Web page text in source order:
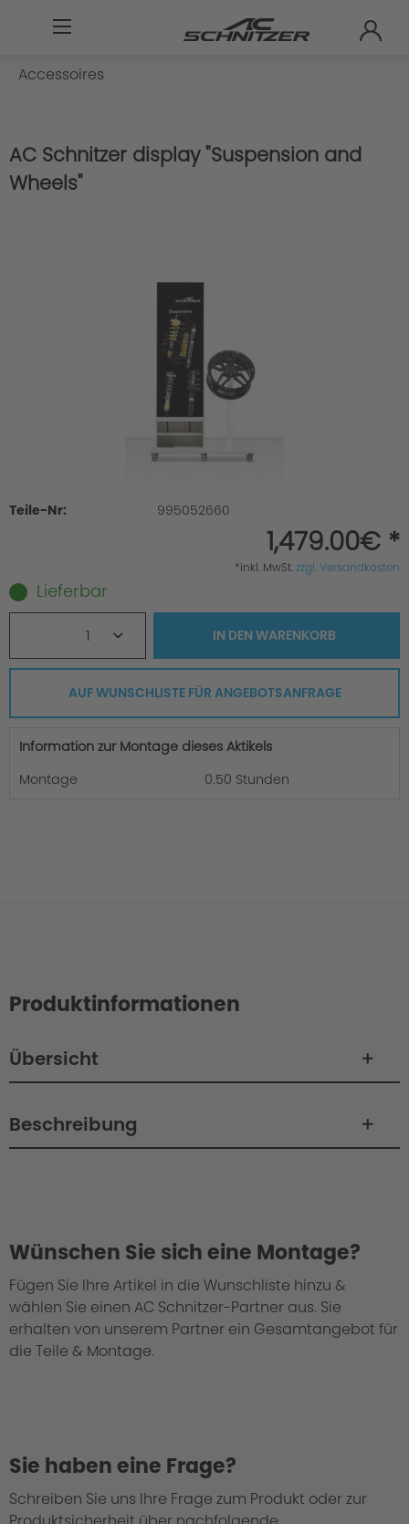
Accessoires
AC Schnitzer display "Suspension and
Wheels"
Teile-Nr: 995052660
1,479.00€ *
*inkl. MwSt.zzgl. Versandkosten
Lieferbar
1 IN DENWARENKORB
AUF WUNSCHLISTE FÜR ANGEBOTSANFRAGE
Information zur Montage dieses Aktikels
Montage
0.50 Stunden
Produktinformationen
Übersicht
Beschreibung
Wünschen Sie sich eine Montage?
Fügen Sie Ihre Artikel in die Wunschliste hinzu &
wählen Sie einen AC Schnitzer-Partner aus. Sie
erhalten von unserem Partner ein Gesamtangebot für
die Teile & Montage.
Sie haben eine Frage?
Schreiben Sie uns Ihre Frage zum Produkt oder zur